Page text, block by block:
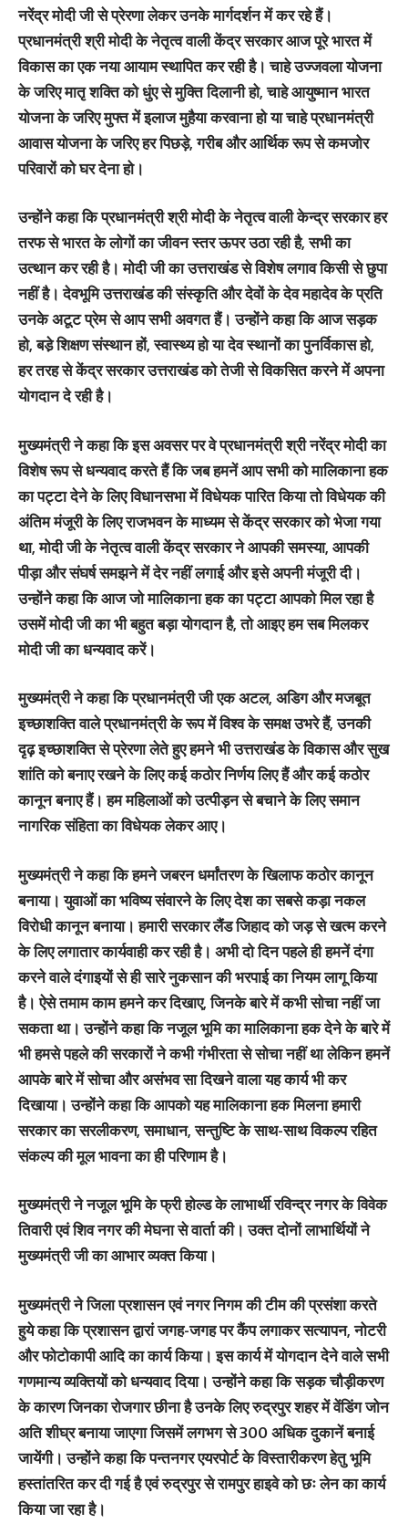
नरेंद्र मोदी जी से प्रेरणा लेकर उनके मार्गदर्शन में कर रहे हैं।
प्रधानमंत्री श्री मोदी के नेतृत्व वाली केंद्र सरकार आज पूरे भारत में
विकास का एक नया आयाम स्थापित कर रही है। चाहे उज्जवला योजना
के जरिए मातृ शक्ति को धुंए से मुक्ति दिलानी हो, चाहे आयुष्मान भारत
योजना के जरिए मुफ्त में इलाज मुहैया करवाना हो या चाहे प्रधानमंत्री
आवास योजना के जरिए हर पिछड़े, गरीब और आर्थिक रूप से कमजोर
परिवारों को घर देना हो।
उन्होंने कहा कि प्रधानमंत्री श्री मोदी के नेतृत्व वाली केन्द्र सरकार हर
तरफ से भारत के लोगों का जीवन स्तर ऊपर उठा रही है, सभी का
उत्थान कर रही है। मोदी जी का उत्तराखंड से विशेष लगाव किसी से छुपा
नहीं है। देवभूमि उत्तराखंड की संस्कृति और देवों के देव महादेव के प्रति
उनके अटूट प्रेम से आप सभी अवगत हैं। उन्होंने कहा कि आज सड़क
हो, बडे़ शिक्षण संस्थान हों, स्वास्थ्य हो या देव स्थानों का पुनर्विकास हो,
हर तरह से केंद्र सरकार उत्तराखंड को तेजी से विकसित करने में अपना
योगदान दे रही है।
मुख्यमंत्री ने कहा कि इस अवसर पर वे प्रधानमंत्री श्री नरेंद्र मोदी का
विशेष रूप से धन्यवाद करते हैं कि जब हमनें आप सभी को मालिकाना हक
का पट्टा देने के लिए विधानसभा में विधेयक पारित किया तो विधेयक की
अंतिम मंजूरी के लिए राजभवन के माध्यम से केंद्र सरकार को भेजा गया
था, मोदी जी के नेतृत्व वाली केंद्र सरकार ने आपकी समस्या, आपकी
पीड़ा और संघर्ष समझने में देर नहीं लगाई और इसे अपनी मंजूरी दी।
उन्होंने कहा कि आज जो मालिकाना हक का पट्टा आपको मिल रहा है
उसमें मोदी जी का भी बहुत बड़ा योगदान है, तो आइए हम सब मिलकर
मोदी जी का धन्यवाद करें।
मुख्यमंत्री ने कहा कि प्रधानमंत्री जी एक अटल, अडिग और मजबूत
इच्छाशक्ति वाले प्रधानमंत्री के रूप में विश्व के समक्ष उभरे हैं, उनकी
दृढ़ इच्छाशक्ति से प्रेरणा लेते हुए हमने भी उत्तराखंड के विकास और सुख
शांति को बनाए रखने के लिए कई कठोर निर्णय लिए हैं और कई कठोर
कानून बनाए हैं। हम महिलाओं को उत्पीड़न से बचाने के लिए समान
नागरिक संहिता का विधेयक लेकर आए।
मुख्यमंत्री ने कहा कि हमने जबरन धर्मांतरण के खिलाफ कठोर कानून
बनाया। युवाओं का भविष्य संवारने के लिए देश का सबसे कड़ा नकल
विरोधी कानून बनाया। हमारी सरकार लैंड जिहाद को जड़ से खत्म करने
के लिए लगातार कार्यवाही कर रही है। अभी दो दिन पहले ही हमनें दंगा
करने वाले दंगाइयों से ही सारे नुकसान की भरपाई का नियम लागू किया
है। ऐसे तमाम काम हमने कर दिखाए, जिनके बारे में कभी सोचा नहीं जा
सकता था। उन्होंने कहा कि नजूल भूमि का मालिकाना हक देने के बारे में
भी हमसे पहले की सरकारों ने कभी गंभीरता से सोचा नहीं था लेकिन हमनें
आपके बारे में सोचा और असंभव सा दिखने वाला यह कार्य भी कर
दिखाया। उन्होंने कहा कि आपको यह मालिकाना हक मिलना हमारी
सरकार का सरलीकरण, समाधान, सन्तुष्टि के साथ-साथ विकल्प रहित
संकल्प की मूल भावना का ही परिणाम है।
मुख्यमंत्री ने नजूल भूमि के फ्री होल्ड के लाभार्थी रविन्द्र नगर के विवेक
तिवारी एवं शिव नगर की मेघना से वार्ता की। उक्त दोनों लाभार्थियों ने
मुख्यमंत्री जी का आभार व्यक्त किया।
मुख्यमंत्री ने जिला प्रशासन एवं नगर निगम की टीम की प्रसंशा करते
हुये कहा कि प्रशासन द्वारां जगह-जगह पर कैंप लगाकर सत्यापन, नोटरी
और फोटोकापी आदि का कार्य किया। इस कार्य में योगदान देने वाले सभी
गणमान्य व्यक्तियों को धन्यवाद दिया। उन्होंने कहा कि सड़क चौड़ीकरण
के कारण जिनका रोजगार छीना है उनके लिए रुद्रपुर शहर में वेंडिंग जोन
अति शीघ्र बनाया जाएगा जिसमें लगभग से 300 अधिक दुकानें बनाई
जायेंगी। उन्होंने कहा कि पन्तनगर एयरपोर्ट के विस्तारीकरण हेतु भूमि
हस्तांतरित कर दी गई है एवं रुद्रपुर से रामपुर हाइवे को छः लेन का कार्य
किया जा रहा है।